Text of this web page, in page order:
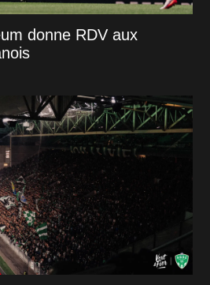
donne RDV aux